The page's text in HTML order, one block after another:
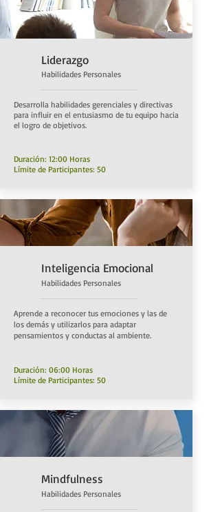
Liderazgo
Habilidades Personales
Desarrolla habilidades gerenciales y directivas
para influir en el entusiasmo de tu equipo hacia
el logro de objetivos.
Duración: 12:00 Horas
Límite de Participantes: 50
Inteligencia Emocional
Habilidades Personales
Aprende a reconocer tus emociones y las de
los demás y utilizarlos para adaptar
pensamientos y conductas al ambiente.
Duración: 06:00 Horas
Límite de Participantes: 50
Mindfulness
Habilidades Personales